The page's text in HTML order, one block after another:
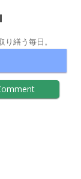
繕う毎日。